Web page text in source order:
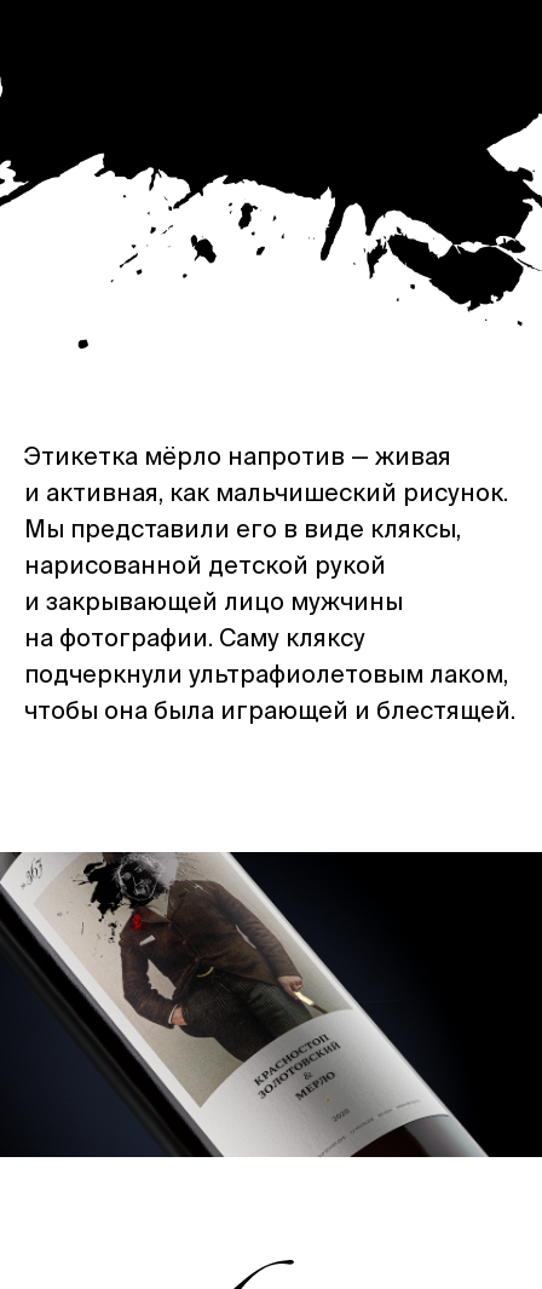
Этикетка мёрло напротив — живая
и активная, как мальчишеский рисунок.
Мы представили его в виде кляксы,
нарисованной детской рукой
и закрывающей лицо мужчины
на фотографии. Саму кляксу
подчеркнули ультрафиолетовым лаком,
чтобы она была играющей и блестящей.